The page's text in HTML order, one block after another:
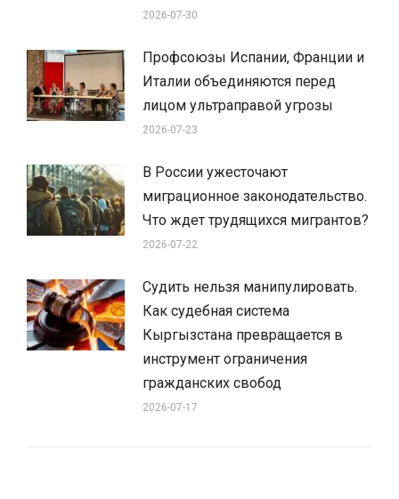
2026-07-30
Профсоюзы Испании, Франции и
Италии объединяются перед
лицом ультраправой угрозы
2026-07-23
В России ужесточают
миграционное законодательство.
Что ждет трудящихся мигрантов?
2026-07-22
Судить нельзя манипулировать.
Как судебная система
Кыргызстана превращается в
инструмент ограничения
гражданских свобод
2026-07-17